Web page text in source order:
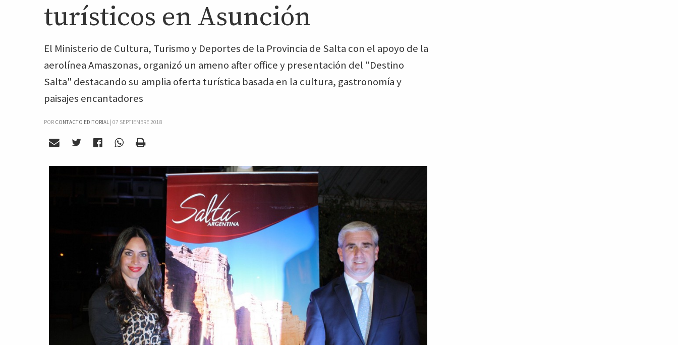
turísticos en Asunción
El Ministerio de Cultura, Turismo y Deportes de la Provincia de Salta con el apoyo de la
aerolínea Amaszonas, organizó un ameno after office y presentación del "Destino
Salta" destacando su amplia oferta turística basada en la cultura, gastronomía y
paisajes encantadores
POR CONTACTO EDITORIAL | 07 SEPTIEMBRE 2018